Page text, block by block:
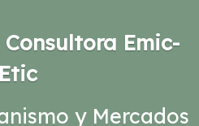
Emic-
Etic
y Mercados